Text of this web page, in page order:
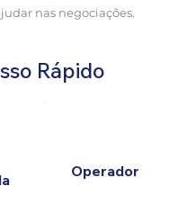
nas negociações.
Rápido
Operador